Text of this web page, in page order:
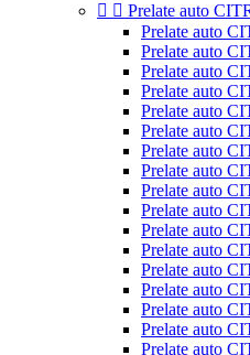
  Prelate auto
Prelate auto
Prelate auto
Prelate auto
Prelate auto
Prelate auto
Prelate auto
Prelate auto
Prelate auto
Prelate auto
Prelate auto
Prelate auto
Prelate auto
Prelate auto
Prelate auto
Prelate auto
Prelate auto
Prelate auto